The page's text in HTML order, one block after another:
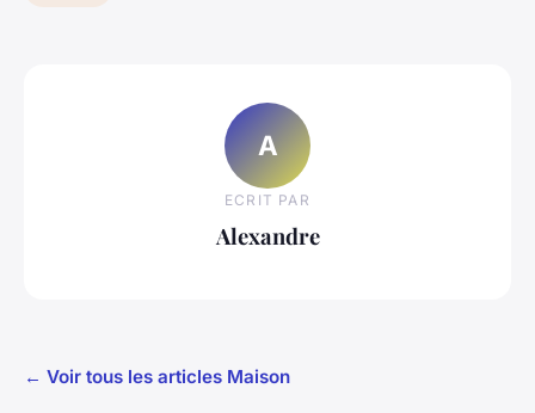
A
ECRIT PAR
Alexandre
← Voir tous les articles Maison